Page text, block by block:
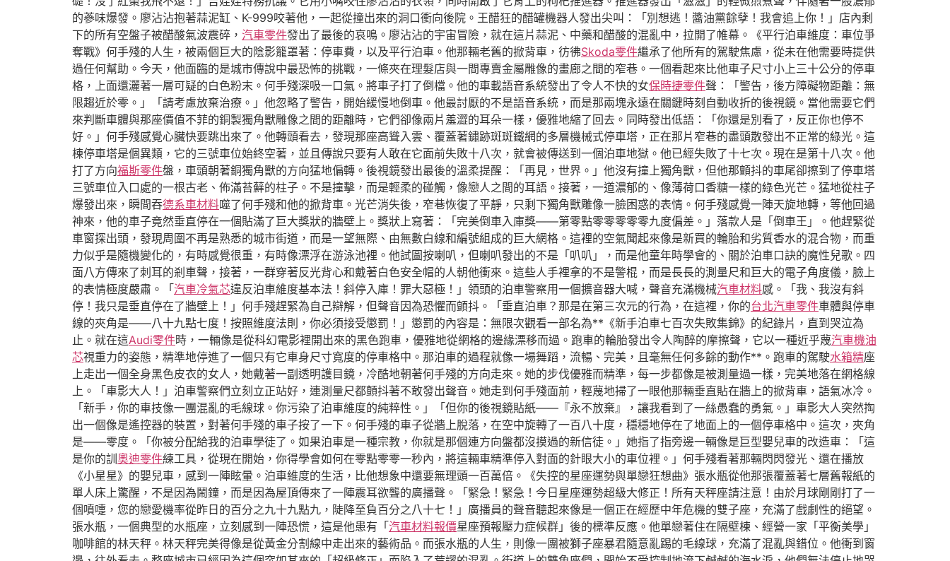
的蔘味爆發。廖沾沾抱著蒜泥缸、K-999咬著他，一起從撞出來的洞口衝向後院。王醋狂的醋罐機器人發出尖叫：「別想逃！醬油黨餘孽！我會追上你！」店內剩
下的所有空盤子被醋酸氣波震碎， 汽車零件發出了最後的哀鳴。廖沾沾的宇宙冒險，就在這片蒜泥、中藥和醋酸的混亂中，拉開了帷幕。《平行泊車維度：車位爭
奪戰》何手殘的人生，被兩個巨大的陰影籠罩著：停車費，以及平行泊車。他那輛老舊的掀背車，彷彿Skoda零件繼承了他所有的駕駛焦慮，從未在他需要時提供
過任何幫助。今天，他面臨的是城市傳說中最恐怖的挑戰，一條夾在理髮店與一間專賣金屬雕像的畫廊之間的窄巷。一個看起來比他車子尺寸小上三十公分的停車
格，上面還灑著一層可疑的白色粉末。何手殘深吸一口氣。將車子打了倒檔。他的車載語音系統發出了令人不快的女保時捷零件聲：「警告，後方障礙物距離：無
限趨近於零。」「請考慮放棄治療。」他忽略了警告，開始緩慢地倒車。他最討厭的不是語音系統，而是那兩塊永遠在關鍵時刻自動收折的後視鏡。當他需要它們
來判斷車體與那座價值不菲的銅製獨角獸雕像之間的距離時，它們卻像兩片羞澀的耳朵一樣，優雅地縮了回去。同時發出低語：「你還是別看了，反正你也停不
好。」何手殘感覺心臟快要跳出來了。他轉頭看去，發現那座高聳入雲、覆蓋著鏽跡斑斑鐵網的多層機械式停車塔，正在那片窄巷的盡頭散發出不正常的綠光。這
棟停車塔是個異類，它的三號車位始終空著，並且傳說只要有人敢在它面前失敗十八次，就會被傳送到一個泊車地獄。他已經失敗了十七次。現在是第十八次。他
打了方向福斯零件盤，車頭朝著銅獨角獸的方向猛地偏轉。後視鏡發出最後的溫柔提醒：「再見，世界。」他沒有撞上獨角獸，但他那顫抖的車尾卻擦到了停車塔
三號車位入口處的一根古老、佈滿苔蘚的柱子。不是撞擊，而是輕柔的碰觸，像戀人之間的耳語。接著，一道濃郁的、像薄荷口香糖一樣的綠色光芒。猛地從柱子
爆發出來，瞬間吞德系車材料噬了何手殘和他的掀背車。光芒消失後，窄巷恢復了平靜，只剩下獨角獸雕像一臉困惑的表情。何手殘感覺一陣天旋地轉，等他回過
神來，他的車子竟然垂直停在一個貼滿了巨大獎狀的牆壁上。獎狀上寫著：「完美倒車入庫獎——第零點零零零零零九度偏差。」落款人是「倒車王」。他趕緊從
車窗探出頭，發現周圍不再是熟悉的城市街道，而是一望無際、由無數白線和編號組成的巨大網格。這裡的空氣聞起來像是新買的輪胎和劣質香水的混合物，而重
力似乎是隨機變化的，有時感覺很重，有時像漂浮在游泳池裡。他試圖按喇叭，但喇叭發出的不是「叭叭」，而是他童年時學會的、關於泊車口訣的魔性兒歌。四
面八方傳來了刺耳的剎車聲，接著，一群穿著反光背心和戴著白色安全帽的人朝他衝來。這些人手裡拿的不是警棍，而是長長的測量尺和巨大的電子角度儀，臉上
的表情極度嚴肅。「 汽車冷氣芯違反泊車維度基本法！斜停入庫！罪大惡極！」領頭的泊車警察用一個擴音器大喊，聲音充滿機械汽車材料感。「我、我沒有斜
停！我只是垂直停在了牆壁上！」何手殘趕緊為自己辯解，但聲音因為恐懼而顫抖。「垂直泊車？那是在第三次元的行為，在這裡，你的台北汽車零件車體與停車
線的夾角是——八十九點七度！按照維度法則，你必須接受懲罰！」懲罰的內容是：無限次觀看一部名為**《新手泊車七百次失敗集錦》的紀錄片，直到哭泣為
止。就在這Audi零件時，一輛像是從科幻電影裡開出來的黑色跑車，優雅地從網格的邊緣漂移而過。跑車的輪胎發出令人陶醉的摩擦聲，它以一種近乎蔑汽車機油
芯視重力的姿態，精準地停進了一個只有它車身尺寸寬度的停車格中。那泊車的過程就像一場舞蹈，流暢、完美，且毫無任何多餘的動作**。跑車的駕駛水箱精座
上走出一個全身黑色皮衣的女人，她戴著一副透明護目鏡，冷酷地朝著何手殘的方向走來。她的步伐優雅而精準，每一步都像是被測量過一樣，完美地落在網格線
上。「車影大人！」泊車警察們立刻立正站好，連測量尺都顫抖著不敢發出聲音。她走到何手殘面前，輕蔑地掃了一眼他那輛垂直貼在牆上的掀背車，語氣冰冷。
「新手，你的車技像一團混亂的毛線球。你污染了泊車維度的純粹性。」「但你的後視鏡貼紙——『永不放棄』，讓我看到了一絲愚蠢的勇氣。」車影大人突然掏
出一個像是遙控器的裝置，對著何手殘的車子按了一下。何手殘的車子從牆上脫落，在空中旋轉了一百八十度，穩穩地停在了地面上的一個停車格中。這次，夾角
是——零度。「你被分配給我的泊車學徒了。如果泊車是一種宗教，你就是那個連方向盤都沒摸過的新信徒。」她指了指旁邊一輛像是巨型嬰兒車的改造車：「這
是你的訓 奧迪零件練工具，從現在開始，你得學會如何在零點零零一秒內，將這輛車精準停入對面的針眼大小的車位裡。」何手殘看著那輛閃閃發光、還在播放
《小星星》的嬰兒車，感到一陣眩暈。泊車維度的生活，比他想象中還要無理頭一百萬倍。《失控的星座運勢與單戀狂想曲》張水瓶從他那張覆蓋著七層舊報紙的
單人床上驚醒，不是因為鬧鐘，而是因為屋頂傳來了一陣震耳欲聾的廣播聲。「緊急！緊急！今日星座運勢超級大修正！所有天秤座請注意！由於月球剛剛打了一
個噴嚏，您的戀愛機率從昨日的百分之九十九點九，陡降至負百分之八十七！」廣播員的聲音聽起來像是一個正在經歷中年危機的雙子座，充滿了戲劇性的絕望。
張水瓶，一個典型的水瓶座，立刻感到一陣恐慌，這是他患有「 汽車材料報價星座預報壓力症候群」後的標準反應。他單戀著住在隔壁棟、經營一家「平衡美學」
咖啡館的林天秤。林天秤完美得像是從黃金分割線中走出來的藝術品。而張水瓶的人生，則像一團被獅子座暴君隨意亂踢的毛線球，充滿了混亂與錯位。他衝到窗